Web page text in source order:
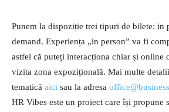
Punem la dispoziție trei tipuri de bilete: in
demand. Experiența „in person” va fi
astfel că puteți interacționa chiar și online
vizita zona expozițională. Mai multe
tematică aici sau la adresa
HR Vibes este un proiect care își propune